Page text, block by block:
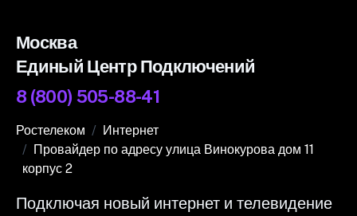
Москва
Единый Центр Подключений
8 (800) 505-88-41
Ростелеком
Интернет
Провайдер по адресу улица Винокурова дом 11
корпус 2
Подключая новый интернет и телевидение